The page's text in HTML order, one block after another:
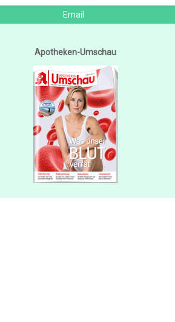
Email
Apotheken-Umschau